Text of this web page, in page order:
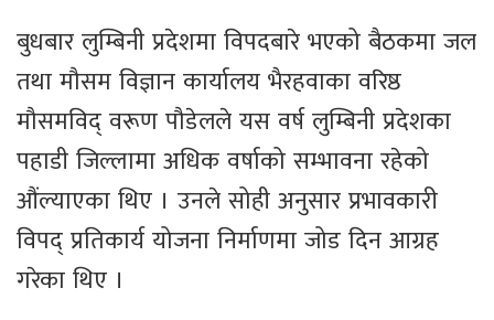
बुधबार लुम्बिनी प्रदेशमा विपदबारे भएको बैठकमा जल
तथा मौसम विज्ञान कार्यालय भैरहवाका वरिष्ठ
मौसमविद् वरूण पौडेलले यस वर्ष लुम्बिनी प्रदेशका
पहाडी जिल्लामा अधिक वर्षाको सम्भावना रहेको
औंल्याएका थिए । उनले सोही अनुसार प्रभावकारी
विपद् प्रतिकार्य योजना निर्माणमा जोड दिन आग्रह
गरेका थिए ।